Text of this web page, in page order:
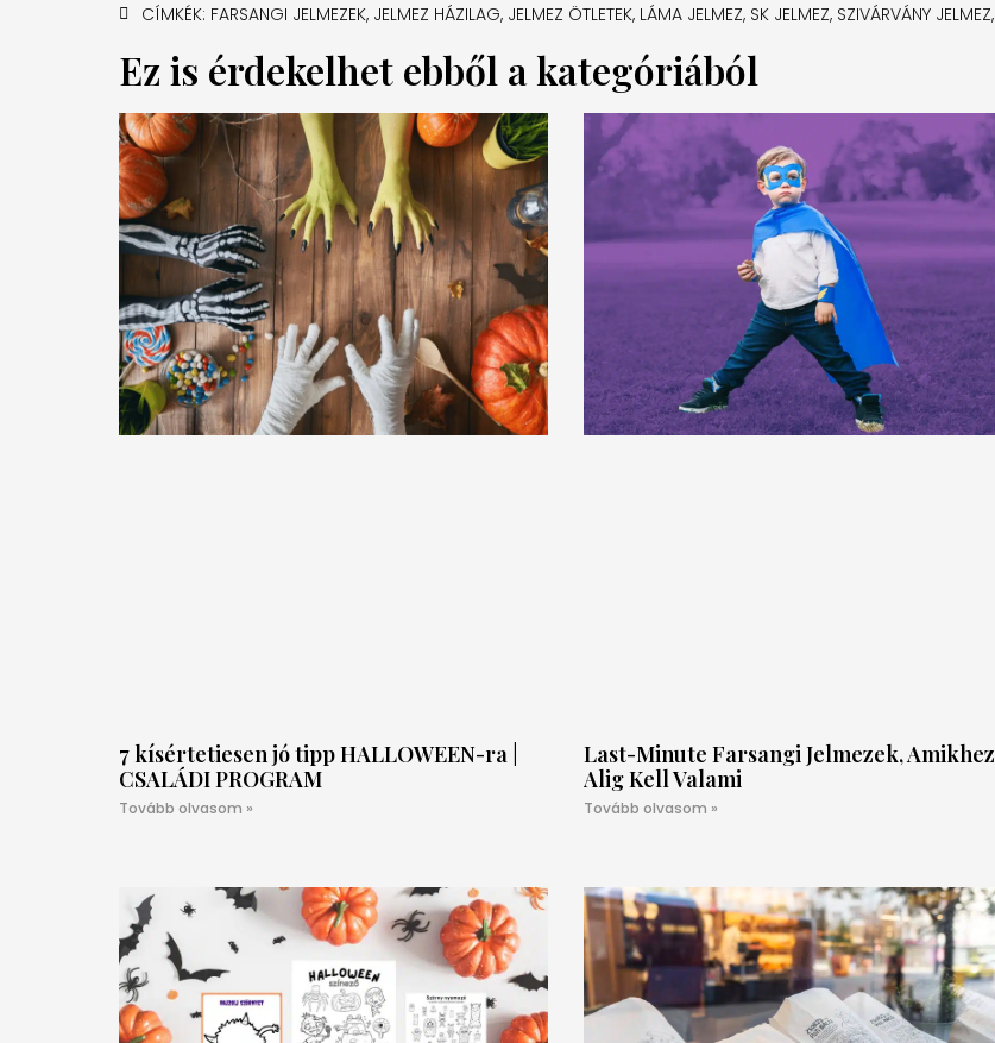
CÍMKÉK: FARSANGI JELMEZEK, JELMEZ HÁZILAG, JELMEZ ÖTLETEK, LÁMA JELMEZ, SK JELMEZ, SZIVÁRVÁNY JELMEZ,
Ez is érdekelhet ebből a kategóriából
7 kísértetiesen jó tipp HALLOWEEN-ra |
CSALÁDI PROGRAM
Tovább olvasom »
Last-Minute Farsangi Jelmezek, Amikhez
Alig Kell Valami
Tovább olvasom »